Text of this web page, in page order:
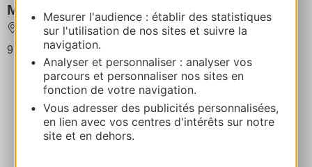
Mesurer l'audience : établir des statistiques
sur l'utilisation de nos sites et suivre la
navigation.
Analyser et personnaliser : analyser vos
parcours et personnaliser nos sites en
fonction de votre navigation.
Vous adresser des publicités personnalisées,
en lien avec vos centres d'intérêts sur notre
site et en dehors.
Maison de Pauline et Séb
SAIX
9 personnes au maximum